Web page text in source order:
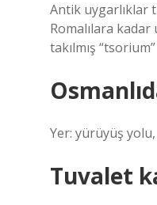
Antik uygarlıklar
Romalılara kadar
takılmış
Yer: yürüyüş
Tuvalet